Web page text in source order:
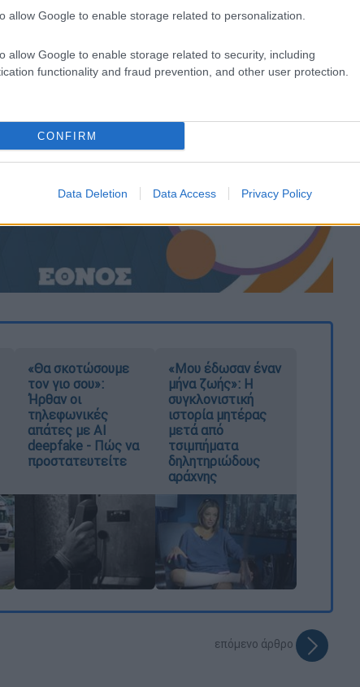
allow Google to enable storage related to personalization.
allow Google to enable storage related to security, including
functionality and fraud prevention, and other user protection.
CONFIRM
Data Deletion Data Access Privacy Policy
σας παρέχουν έγκυρα και
«Θα σκοτώσουμε
τον γιο σου»:
Ήρθαν οι
τηλεφωνικές
απάτες με AI
deepfake - Πώς να
προστατευτείτε
«Μου έδωσαν έναν
μήνα ζωής»: Η
συγκλονιστική
ιστορία μητέρας
μετά από
τσιμπήματα
δηλητηριώδους
αράχνης
επόμενο άρθρο